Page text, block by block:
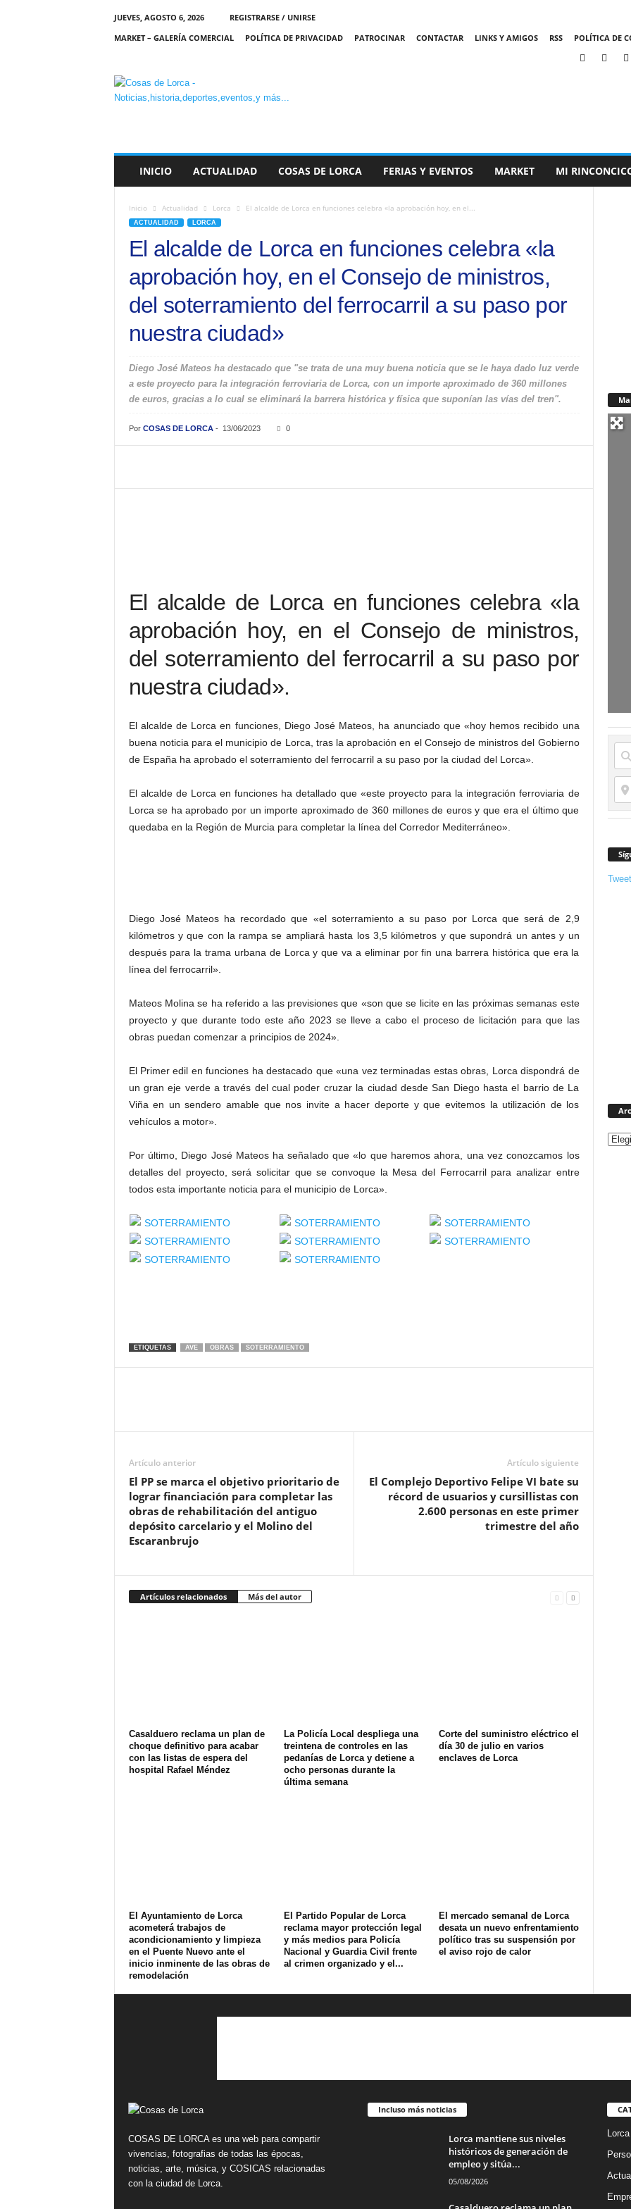
JUEVES, AGOSTO 6, 2026
REGISTRARSE / UNIRSE
MARKET – GALERÍA COMERCIAL
POLÍTICA DE PRIVACIDAD PATROCINAR CONTACTAR LINKS Y AMIGOS RSS POLÍTICA DE
C
O
S
INICIO ACTUALIDAD COSAS DE LORCA FERIAS Y EVENTOS MARKET MI
Inicio Actualidad Lorca El alcalde de Lorca en funciones celebra «la aprobación hoy, en el...
ACTUALIDAD LORCA
El alcalde de Lorca en funciones celebra «la
aprobación hoy, en el Consejo de ministros,
del soterramiento del ferrocarril a su paso por
nuestra ciudad»
Diego José Mateos ha destacado que "se trata de una muy buena noticia que se le haya dado luz verde
a este proyecto para la integración ferroviaria de Lorca, con un importe aproximado de 360 millones
de euros, gracias a lo cual se eliminará la barrera histórica y física que suponían las vías del tren".
Por COSAS DE LORCA- 13/06/2023 0
El alcalde de Lorca en funciones celebra «la
aprobación hoy, en el Consejo de ministros,
del soterramiento del ferrocarril a su paso por
nuestra ciudad».
El alcalde de Lorca en funciones, Diego José Mateos, ha anunciado que «hoy hemos recibido una
buena noticia para el municipio de Lorca, tras la aprobación en el Consejo de ministros del Gobierno
de España ha aprobado el soterramiento del ferrocarril a su paso por la ciudad del Lorca».
El alcalde de Lorca en funciones ha detallado que «este proyecto para la integración ferroviaria de
Lorca se ha aprobado por un importe aproximado de 360 millones de euros y que era el último que
quedaba en la Región de Murcia para completar la línea del Corredor Mediterráneo».
Diego José Mateos ha recordado que «el soterramiento a su paso por Lorca que será de 2,9
kilómetros y que con la rampa se ampliará hasta los 3,5 kilómetros y que supondrá un antes y un
después para la trama urbana de Lorca y que va a eliminar por fin una barrera histórica que era la
línea del ferrocarril».
Mateos Molina se ha referido a las previsiones que «son que se licite en las próximas semanas este
proyecto y que durante todo este año 2023 se lleve a cabo el proceso de licitación para que las
obras puedan comenzar a principios de 2024».
El Primer edil en funciones ha destacado que «una vez terminadas estas obras, Lorca dispondrá de
un gran eje verde a través del cual poder cruzar la ciudad desde San Diego hasta el barrio de La
Viña en un sendero amable que nos invite a hacer deporte y que evitemos la utilización de los
vehículos a motor».
Por último, Diego José Mateos ha señalado que «lo que haremos ahora, una vez conozcamos los
detalles del proyecto, será solicitar que se convoque la Mesa del Ferrocarril para analizar entre
todos esta importante noticia para el municipio de Lorca».
ETIQUETAS AVE OBRAS SOTERRAMIENTO
Artículo anterior
El PP se marca el objetivo prioritario de
lograr financiación para completar las
obras de rehabilitación del antiguo
depósito carcelario y el Molino del
Escaranbrujo
Artículo siguiente
El Complejo Deportivo Felipe VI bate su
récord de usuarios y cursillistas con
2.600 personas en este primer
trimestre del año
Artículos relacionados Más del autor
Casalduero reclama un plan de
choque definitivo para acabar
con las listas de espera del
hospital Rafael Méndez
La Policía Local despliega una
treintena de controles en las
pedanías de Lorca y detiene a
ocho personas durante la
última semana
Corte del suministro eléctrico el
día 30 de julio en varios
enclaves de Lorca
El Ayuntamiento de Lorca
acometerá trabajos de
acondicionamiento y limpieza
en el Puente Nuevo ante el
inicio inminente de las obras de
remodelación
El Partido Popular de Lorca
reclama mayor protección legal
y más medios para Policía
Nacional y Guardia Civil frente
al crimen organizado y el...
El mercado semanal de Lorca
desata un nuevo enfrentamiento
político tras su suspensión por
el aviso rojo de calor
COSAS DE LORCA es una web para compartir
vivencias, fotografias de todas las épocas,
noticias, arte, música, y COSICAS relacionadas
con la ciudad de Lorca.
Incluso más noticias
Lorca mantiene sus niveles
históricos de generación de
empleo y sitúa...
05/08/2026
Lorca